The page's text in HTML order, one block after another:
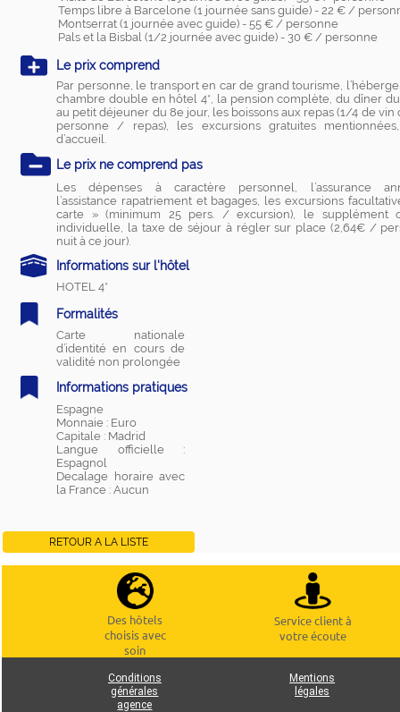
Temps libre à Barcelone (1 journée sans guide) - 22 € /
Montserrat (1 journée avec guide) - 55 € / personne
Pals et la Bisbal (1/2 journée avec guide) - 30 € / personne
Le prix comprend
Par personne, le transport en car de grand tourisme,
chambre double en hôtel 4*, la pension complète, du dîner
au petit déjeuner du 8e jour, les boissons aux repas (1/4 de
personne / repas), les excursions gratuites
d’accueil.
Le prix ne comprend pas
Les dépenses à caractère personnel, l’assurance
l’assistance rapatriement et bagages, les excursions
carte » (minimum 25 pers. / excursion), le supplément
individuelle, la taxe de séjour à régler sur place (2,64€ /
nuit à ce jour).
Informations sur l'hôtel
HOTEL 4*
Formalités
Carte nationale
d’identité en cours de
validité non prolongée
Informations pratiques
Espagne
Monnaie : Euro
Capitale : Madrid
Langue officielle :
Espagnol
Decalage horaire avec
la France : Aucun
RETOUR A LA LISTE
Des hôtels
choisis avec
soin
Service client à
votre écoute
Conditions
générales
agence
Mentions
légales